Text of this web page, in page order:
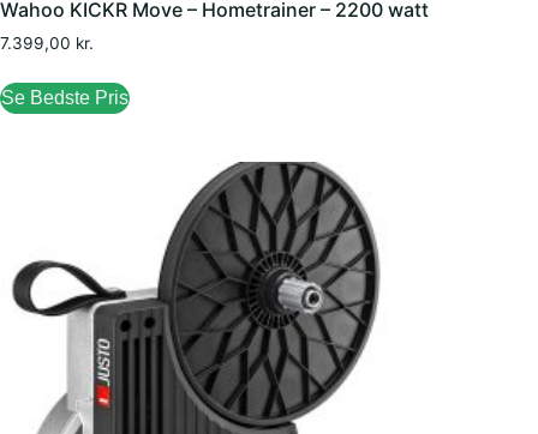
Wahoo KICKR Move – Hometrainer – 2200 watt
7.399,00 kr.
Se Bedste Pris